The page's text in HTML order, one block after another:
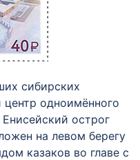
сибирских
одноимённого
острог
на левом берегу
казаков во главе с